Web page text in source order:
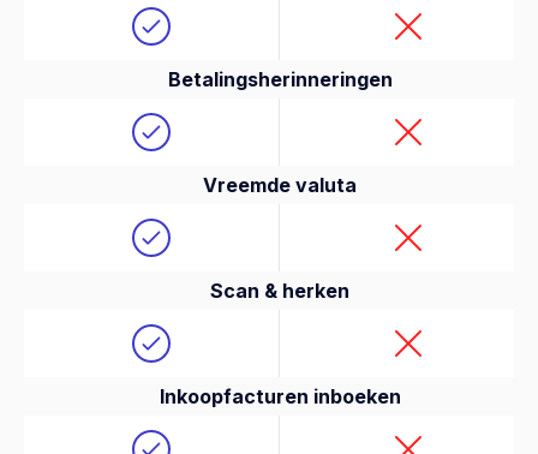
Betalingsherinneringen
Vreemde valuta
Scan & herken
Inkoopfacturen inboeken